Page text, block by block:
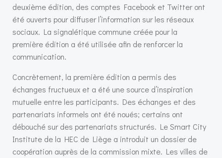
deuxième édition, des comptes Facebook et Twitter ont
été ouverts pour diffuser l’information sur les réseaux
sociaux. La signalétique commune créée pour la
première édition a été utilisée afin de renforcer la
communication.
Concrètement, la première édition a permis des
échanges fructueux et a été une source d’inspiration
mutuelle entre les participants. Des échanges et des
partenariats informels ont été noués; certains ont
débouché sur des partenariats structurés. Le Smart City
Institute de la HEC de Liège a introduit un dossier de
coopération auprès de la commission mixte. Les villes de